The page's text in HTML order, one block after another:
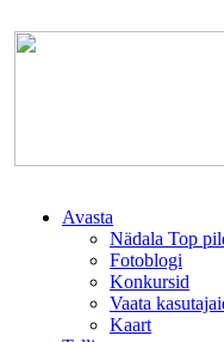
Avasta
Nädala Top
Fotoblogi
Konkursid
Vaata
Kaart